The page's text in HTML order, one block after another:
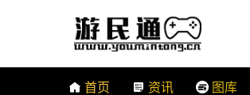
首页 资讯 图库